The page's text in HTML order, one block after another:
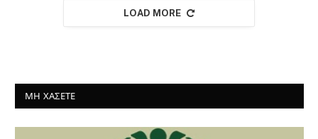
LOAD MORE
ΜΗ ΧΑΣΕΤΕ